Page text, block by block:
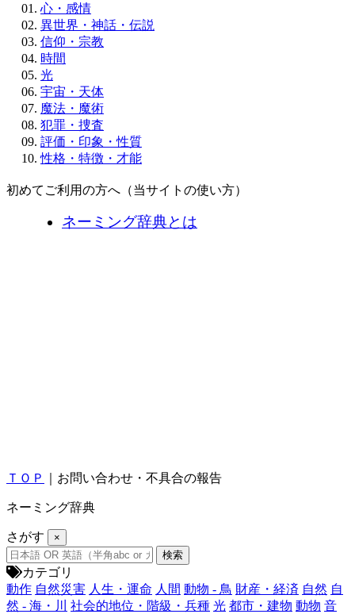
心・感情
異世界・神話・伝説
信仰・宗教
時間
光
宇宙・天体
魔法・魔術
犯罪・捜査
評価・印象・性質
性格・特徴・才能
初めてご利用の方へ（当サイトの使い方）
ネーミング辞典とは
ＴＯＰ ｜お問い合わせ・不具合の報告
ネーミング辞典
さがす ×
カテゴリ
動作 自然災害 人生・運命 人間 動物 - 鳥 財産・経済 自然 自
然 - 海・川
社会的地位・階級・兵種 光 都市・建物 動物 音